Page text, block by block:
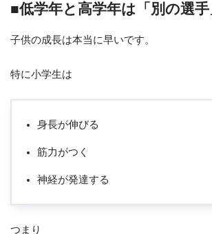
■低学年と高学年は「別の選手
子供の成長は本当に早いです。
特に小学生は
身長が伸びる
筋力がつく
神経が発達する
つまり